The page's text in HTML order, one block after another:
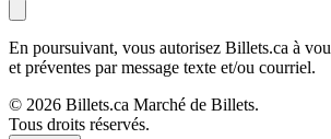
En poursuivant, vous autorisez Billets.ca à
et préventes par message texte et/ou courriel.
© 2026 Billets.ca Marché de Billets.
Tous droits réservés.